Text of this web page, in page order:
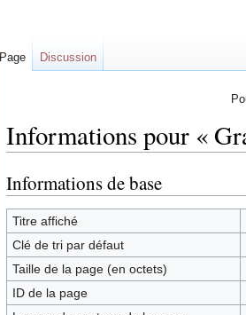
Informations pour «
Sauter
à
la
navigation
Sauter
à
la
recherche
Informations de base
Titre affiché
Clé de tri par défaut
Taille de la page (en octets)
ID de la page
Page Discussion